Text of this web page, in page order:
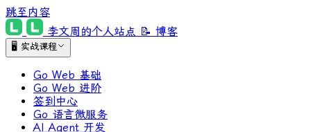
跳至内容
李文周的个人站点 📝 博客
🖥 实战课程
Go Web 基础
Go Web 进阶
签到中心
Go 语言微服务
AI Agent 开发